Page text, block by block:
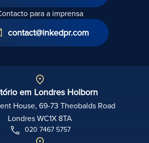
para a imprensa
contact@inkedpr.com
em Londres Holborn
House, 69-73 Theobalds Road
Londres WC1X 8TA
020 7467 5757